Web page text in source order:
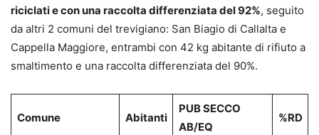
riciclati e con una raccolta differenziata del 92%, seguito
da altri 2 comuni del trevigiano: San Biagio di Callalta e
Cappella Maggiore, entrambi con 42 kg abitante di rifiuto a
smaltimento e una raccolta differenziata del 90%.
Comune Abitanti
PUB SECCO
AB/EQ
%RD